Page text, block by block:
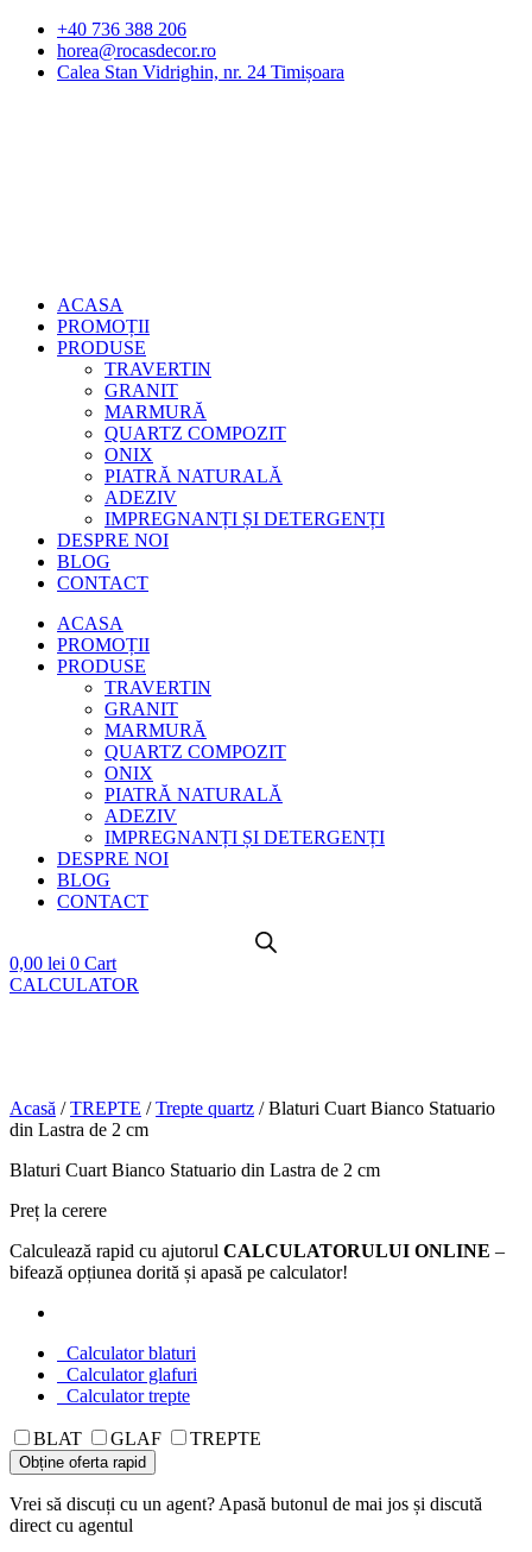
Sari
conținut
+40 736 388 206
horea@rocasdecor.ro
Calea Stan Vidrighin, nr. 24 Timișoara
ACASA
PROMOȚII
PRODUSE
TRAVERTIN
GRANIT
MARMURĂ
QUARTZ COMPOZIT
ONIX
PIATRĂ NATURALĂ
ADEZIV
IMPREGNANȚI ȘI DETERGENȚI
DESPRE NOI
BLOG
CONTACT
ACASA
PROMOȚII
PRODUSE
TRAVERTIN
GRANIT
MARMURĂ
QUARTZ COMPOZIT
ONIX
PIATRĂ NATURALĂ
ADEZIV
IMPREGNANȚI ȘI DETERGENȚI
DESPRE NOI
BLOG
CONTACT
0,00 lei 0 Cart
CALCULATOR
Acasă /TREPTE /Trepte quartz / Blaturi Cuart Bianco Statuario
din Lastra de 2 cm
Blaturi Cuart Bianco Statuario din Lastra de 2 cm
Preț la cerere
Calculează rapid cu ajutorul CALCULATORULUI ONLINE –
bifează opțiunea dorită și apasă pe calculator!
Calculator blaturi
Calculator glafuri
Calculator trepte
BLAT GLAF TREPTE
Obține oferta rapid
Vrei să discuți cu un agent? Apasă butonul de mai jos și discută
direct cu agentul